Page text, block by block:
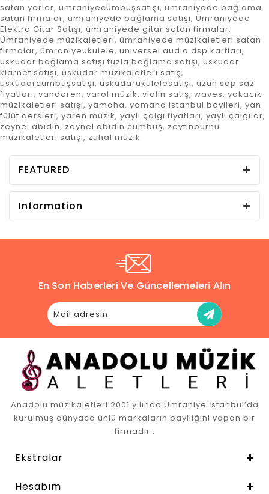
satan yerler, ümraniyecümbüşsatışı, ümraniyede bağlama
satan firmalar, ümraniyede bağlama satışı, Ümraniyede
Elektro Gitar Satışı, ümraniyede gitar satan firmalar,
Ümraniyede müzikaletleri, ümraniyede müzikaletleri satan
firmalar, ümraniyeukulele, unıversel audıo dsp kartları,
üsküdar bağlama satışı tuzla bağlama satışı, üsküdar
klarnet satışı, üsküdar müzikaletleri satış,
üsküdarcümbüşsatışı, üsküdarukulelesatışı, uzun sap saz
fiyatları, vandoren, varol müzik, violin satış, waves, yakacık
müzikaletleri satışı, yamaha, yamaha istanbul bayileri, yan
fülüt dersleri, yaren müzik, yaylı çalgı fiyatları, yaylı çalgılar,
zeynel abidin, zeynel abidin cümbüş, zeytinburnu
müzikaletleri satışı, zuhal müzik
FEATURED
Information
En Son Haberleri Ve Güncellemeleri Alın
Anadolu müzikaletleri 2001 yılında Ümraniye İstanbul’da
kurulmuş dünyaca ünlü markaların bayiliğini yapan bir
firmadır..
Ekstralar
Hesabım